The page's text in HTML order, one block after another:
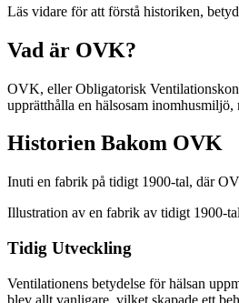
Läs vidare för att förstå historiken,
Vad är OVK?
OVK, eller Obligatorisk
upprätthålla en hälsosam
Historien Bakom OVK
Inuti en fabrik på tidigt 1900-tal, där
Illustration av en fabrik av tidigt 1900-
Tidig Utveckling
Ventilationens betydelse för hälsan
blev allt vanligare, vilket skapade ett